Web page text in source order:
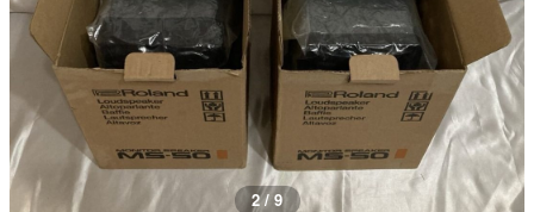
2 / 9